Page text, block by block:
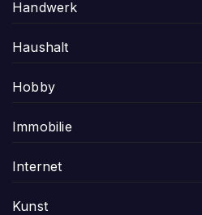
Handwerk
Haushalt
Hobby
Immobilie
Internet
Kunst